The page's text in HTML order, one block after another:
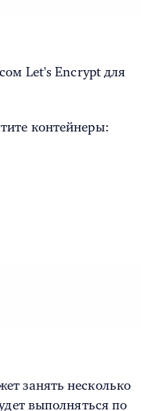
Let's Encrypt для
контейнеры:
занять несколько
выполняться по